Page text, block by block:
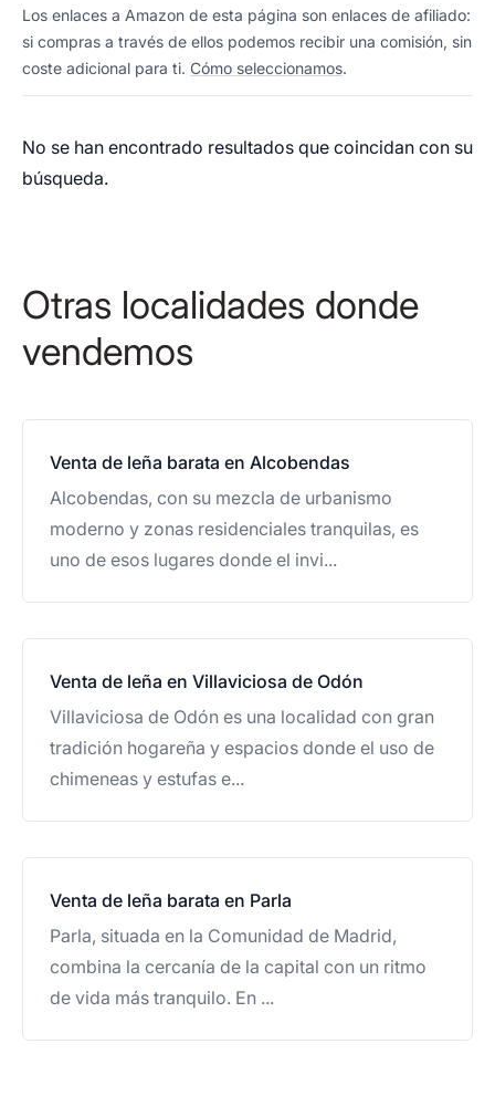
Los enlaces a Amazon de esta página son enlaces de afiliado:
si compras a través de ellos podemos recibir una comisión, sin
coste adicional para ti. Cómo seleccionamos.
No se han encontrado resultados que coincidan con su
búsqueda.
Otras localidades donde
vendemos
Venta de leña barata en Alcobendas
Alcobendas, con su mezcla de urbanismo
moderno y zonas residenciales tranquilas, es
uno de esos lugares donde el invi...
Venta de leña en Villaviciosa de Odón
Villaviciosa de Odón es una localidad con gran
tradición hogareña y espacios donde el uso de
chimeneas y estufas e...
Venta de leña barata en Parla
Parla, situada en la Comunidad de Madrid,
combina la cercanía de la capital con un ritmo
de vida más tranquilo. En ...